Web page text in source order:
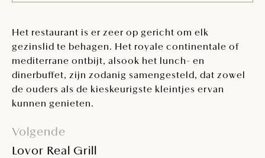
Het restaurant is er zeer op gericht om elk
gezinslid te behagen. Het royale continentale of
mediterrane ontbijt, alsook het lunch- en
dinerbuffet, zijn zodanig samengesteld, dat zowel
de ouders als de kieskeurigste kleintjes ervan
kunnen genieten.
Volgende
Lovor Real Grill